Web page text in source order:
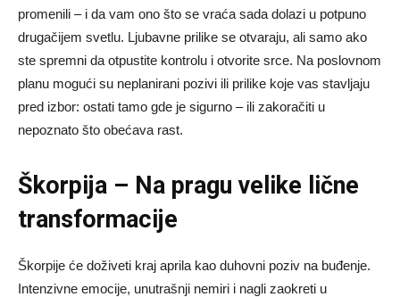
promenili – i da vam ono što se vraća sada dolazi u potpuno
drugačijem svetlu. Ljubavne prilike se otvaraju, ali samo ako
ste spremni da otpustite kontrolu i otvorite srce. Na poslovnom
planu mogući su neplanirani pozivi ili prilike koje vas stavljaju
pred izbor: ostati tamo gde je sigurno – ili zakoračiti u
nepoznato što obećava rast.
Škorpija – Na pragu velike lične
transformacije
Škorpije će doživeti kraj aprila kao duhovni poziv na buđenje.
Intenzivne emocije, unutrašnji nemiri i nagli zaokreti u